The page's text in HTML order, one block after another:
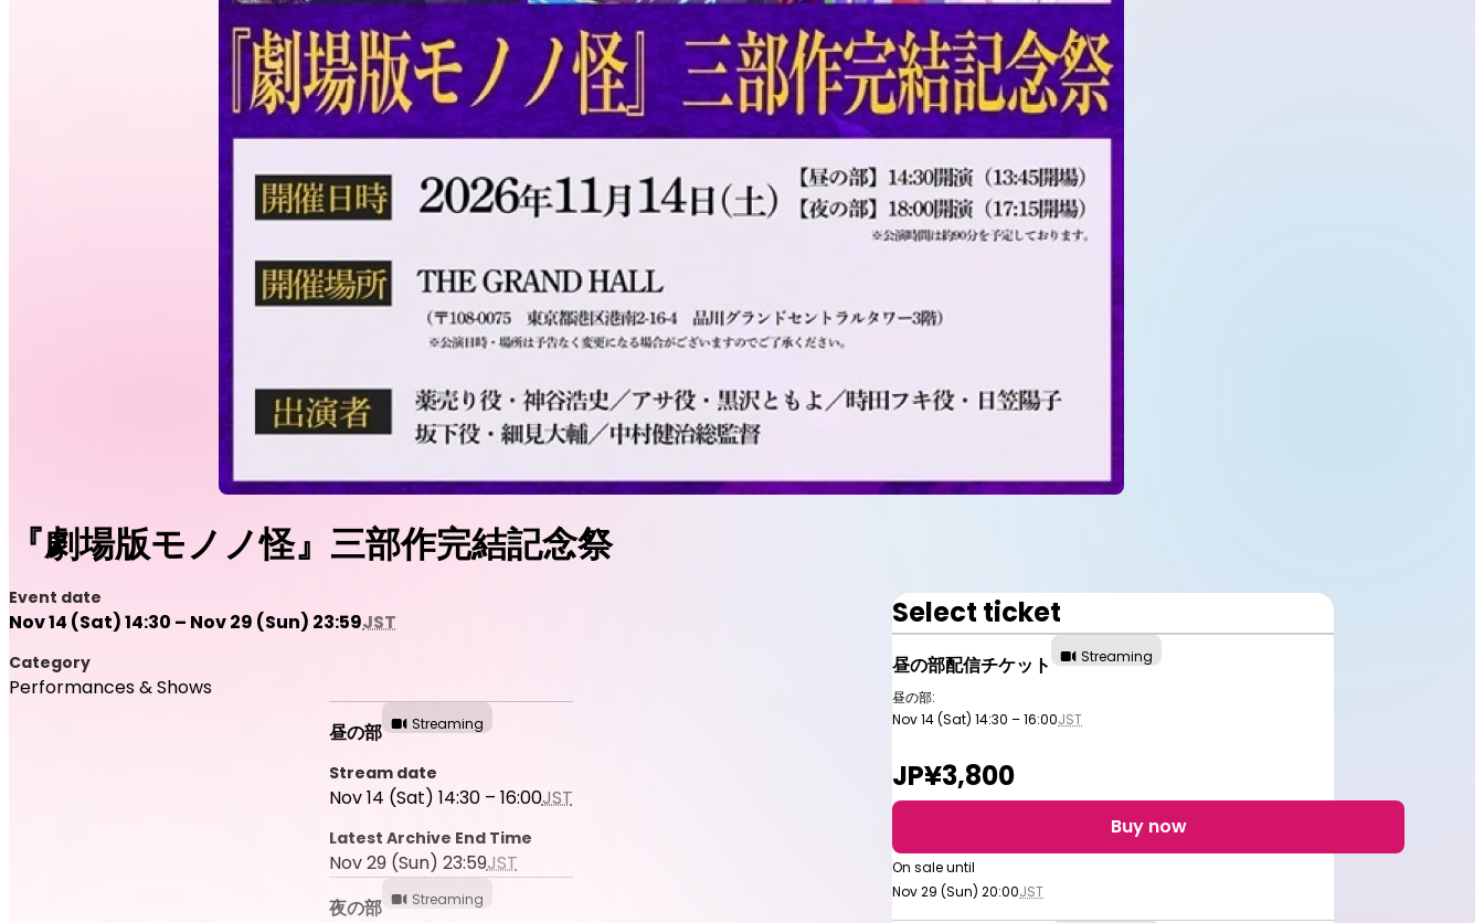
『劇場版モノノ怪』三部作完結記念祭
Event date
Nov 14 (Sat) 14:30 – Nov 29 (Sun) 23:59JST
Category
Performances & Shows
昼の部
Streaming
Stream date
Nov 14 (Sat) 14:30 – 16:00JST
Latest Archive End Time
Nov 29 (Sun) 23:59JST
夜の部
Streaming
Select ticket
昼の部配信チケット Streaming
昼の部:
Nov 14 (Sat) 14:30 – 16:00JST
JP¥3,800
Buy now
On sale until
Nov 29 (Sun) 20:00JST